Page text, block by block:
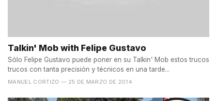
Talkin' Mob with Felipe Gustavo
Sólo Felipe Gustavo puede poner en su Talkin' Mob estos trucos
trucos con tanta precisión y técnicos en una tarde...
MANUEL CORTIZO — 25 DE MARZO DE 2014